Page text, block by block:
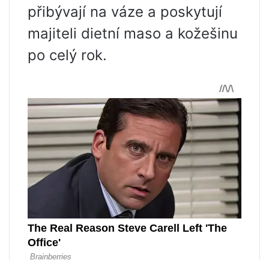
přibývají na váze a poskytují
majiteli dietní maso a kožešinu
po celý rok.